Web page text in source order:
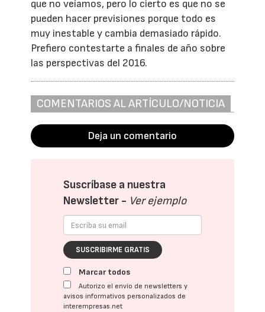
que no veíamos, pero lo cierto es que no se
pueden hacer previsiones porque todo es
muy inestable y cambia demasiado rápido.
Prefiero contestarte a finales de año sobre
las perspectivas del 2016.
COMENTARIOS AL ARTÍCULO/NOTICIA
Deja un comentario
Suscríbase a nuestra
Newsletter - Ver ejemplo
SUSCRIBIRME GRATIS
Marcar todos
Autorizo el envío de newsletters y
avisos informativos personalizados de
interempresas.net